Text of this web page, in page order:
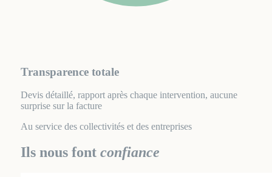
Transparence totale
Devis détaillé, rapport après chaque intervention, aucune
surprise sur la facture
Au service des collectivités et des entreprises
Ils nous font confiance